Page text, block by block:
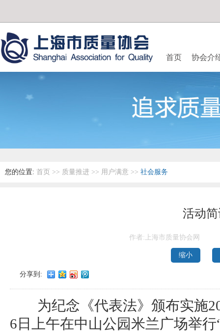
首页 协会介
您的位置: 首页 >> 质量推进 >> 用户满意 >> 社会服务
活动
作者:上海市质量协会网
缩小
分享到:
为纪念《代表法》颁布实施
6日上午在中山公园米兰广场举